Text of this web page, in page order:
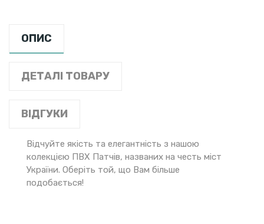
ОПИС
ДЕТАЛІ ТОВАРУ
ВІДГУКИ
Відчуйте якість та елегантність з нашою
колекцією ПВХ Патчів, названих на честь міст
України. Оберіть той, що Вам більше
подобається!